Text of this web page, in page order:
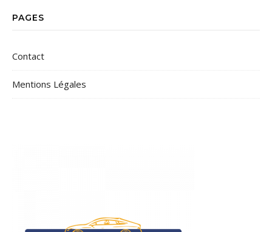
PAGES
Contact
Mentions Légales